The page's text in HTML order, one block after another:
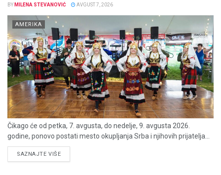
BY MILENA STEVANOVIĆ AVGUST 7, 2026
AMERIKA
Čikago će od petka, 7. avgusta, do nedelje, 9. avgusta 2026.
godine, ponovo postati mesto okupljanja Srba i njihovih prijatelja...
SAZNAJTE VIŠEDETAILS